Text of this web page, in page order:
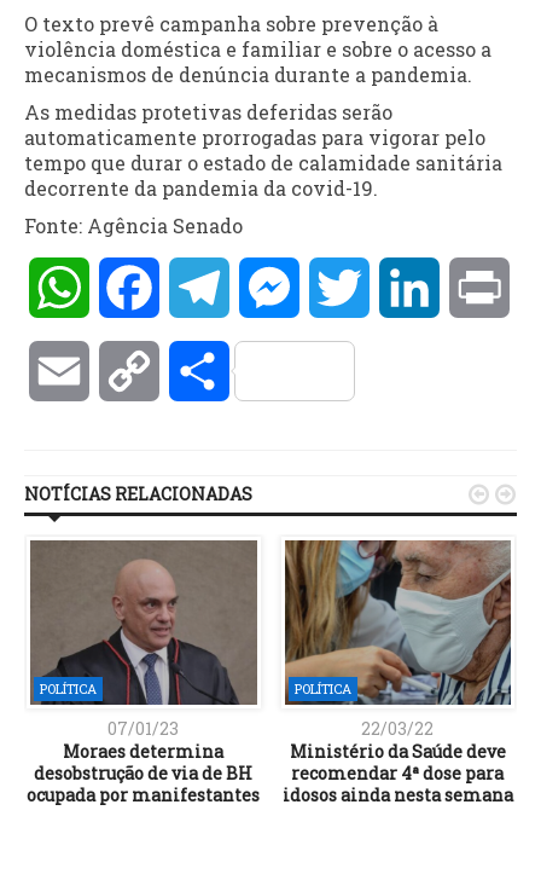
O texto prevê campanha sobre prevenção à
violência doméstica e familiar e sobre o acesso a
mecanismos de denúncia durante a pandemia.
As medidas protetivas deferidas serão
automaticamente prorrogadas para vigorar pelo
tempo que durar o estado de calamidade sanitária
decorrente da pandemia da covid-19.
Fonte: Agência Senado
WhatsAppFacebookTelegramMessengerTwitter LinkedIn
Email Copy Compartilhar
NOTÍCIAS RELACIONADAS
POLÍTICA
07/01/23
Moraes determina
desobstrução de via de BH
ocupada por manifestantes
POLÍTICA
22/03/22
Ministério da Saúde deve
recomendar 4ª dose para
idosos ainda nesta semana
 